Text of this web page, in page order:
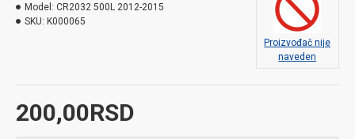
200,00RSD
Model: CR2032 500L 2012-2015
SKU: K000065
Proizvođač nije
naveden